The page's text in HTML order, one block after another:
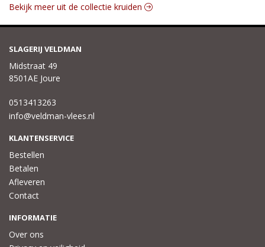
Bekijk meer uit de collectie kruiden
SLAGERIJ VELDMAN
Midstraat 49
8501AE Joure
0513413263
info@veldman-vlees.nl
KLANTENSERVICE
Bestellen
Betalen
Afleveren
Contact
INFORMATIE
Over ons